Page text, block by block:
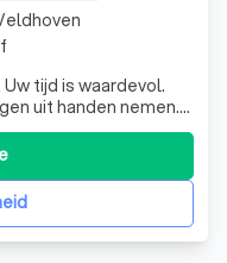
uit handen nemen.
al uw financiële
een gerust hart kunt